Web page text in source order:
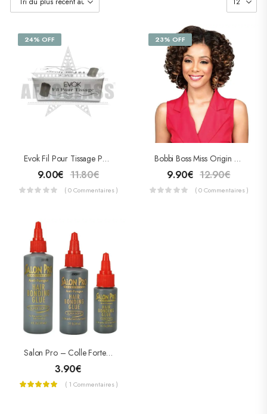
24% OFF
Evok Fil Pour Tissage Petite Bobine (Boite De 12 Pcs)
9.00€ 11.80€
( 0 Commentaires )
23% OFF
Bobbi Boss Miss Origin Short Weave OPRAH Wave – Tissage 3 Pcs + Closure
9.90€ 12.90€
( 0 Commentaires )
Salon Pro – Colle Forte Noire Pour Tissage
3.90€
( 1 Commentaires )